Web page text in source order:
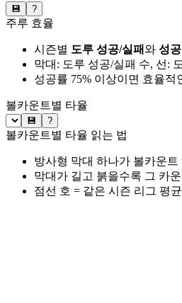
💾 ?
주루 효율
시즌별 도루 성공/실패와 성
막대: 도루 성공/실패 수, 선:
성공률 75% 이상이면 효율적
볼카운트별 타율
💾 ?
볼카운트별 타율 읽는 법
방사형 막대 하나가 볼카운트
막대가 길고 붉을수록 그 카
점선 호 = 같은 시즌 리그 평균